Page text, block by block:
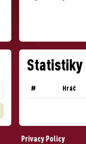
Statistiky
# Hráč
Privacy Policy